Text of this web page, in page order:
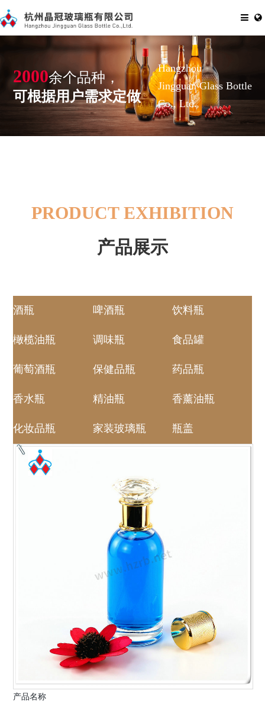
2000余个品种，
可根据用户需求定做
Hangzhou
Jingguan Glass Bottle
Co., Ltd.
PRODUCT EXHIBITION
产品展示
酒瓶 啤酒瓶 饮料瓶
橄榄油瓶 调味瓶 食品罐
葡萄酒瓶 保健品瓶 药品瓶
香水瓶 精油瓶 香薰油瓶
化妆品瓶 家装玻璃瓶 瓶盖
产品名称